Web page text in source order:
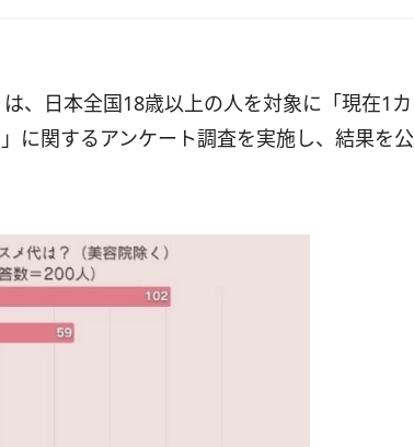
、日本全国18歳以上の人を対象に「現在1カ
に関するアンケート調査を実施し、結果を公